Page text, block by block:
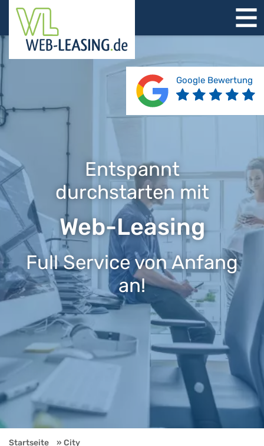
STARTSEITE
ÜBER UNS
PRODUKTE
REFERENZEN
BERATUNG
JOBS
KONTAKT
Entspannt
durchstarten mit
Web-Leasing
Full Service von Anfang
an!
Startseite City
Google Bewertung